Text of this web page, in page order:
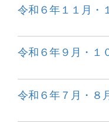
令和６年１１月・
令和６年９月・１
令和６年７月・８